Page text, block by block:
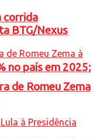
no país em 2025;
corrida
BTG/Nexus
de Romeu Zema